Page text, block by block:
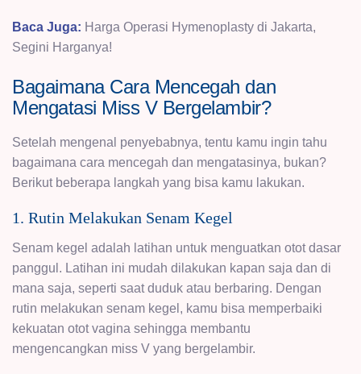
Baca Juga: Harga Operasi Hymenoplasty di Jakarta,
Segini Harganya!
Bagaimana Cara Mencegah dan
Mengatasi Miss V Bergelambir?
Setelah mengenal penyebabnya, tentu kamu ingin tahu
bagaimana cara mencegah dan mengatasinya, bukan?
Berikut beberapa langkah yang bisa kamu lakukan.
1. Rutin Melakukan Senam Kegel
Senam kegel adalah latihan untuk menguatkan otot dasar
panggul. Latihan ini mudah dilakukan kapan saja dan di
mana saja, seperti saat duduk atau berbaring. Dengan
rutin melakukan senam kegel, kamu bisa memperbaiki
kekuatan otot vagina sehingga membantu
mengencangkan miss V yang bergelambir.